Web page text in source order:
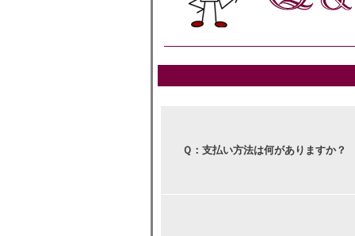
Ｑ：支払い方法は何がありますか？